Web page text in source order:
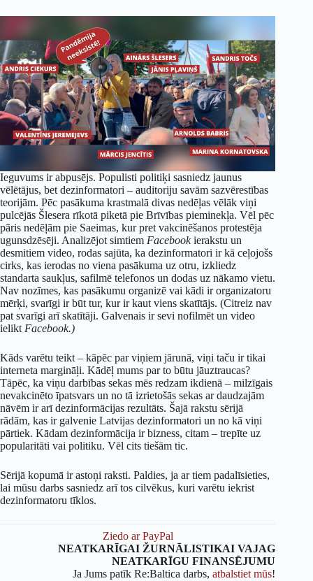
Ieguvums ir abpusējs. Populisti politiķi sasniedz jaunus
vēlētājus, bet dezinformatori – auditoriju savām sazvērestības
teorijām. Pēc pasākuma krastmalā divas nedēļas vēlāk viņi
pulcējās Šlesera rīkotā piketā pie Brīvības pieminekļa. Vēl pēc
pāris nedēļām pie Saeimas, kur pret vakcinēšanos protestēja
ugunsdzēsēji. Analizējot simtiem Facebookierakstu un
desmitiem video, rodas sajūta, ka dezinformatori ir kā ceļojošs
cirks, kas ierodas no viena pasākuma uz otru, izkliedz
standarta saukļus, safilmē telefonos un dodas uz nākamo vietu.
Nav nozīmes, kas pasākumu organizē vai kādi ir organizatoru
mērķi, svarīgi ir būt tur, kur ir kaut viens skatītājs. (Citreiz nav
pat svarīgi arī skatītāji. Galvenais ir sevi nofilmēt un video
ielikt Facebook.)
Kāds varētu teikt – kāpēc par viņiem jārunā, viņi taču ir tikai
interneta margināļi. Kādēļ mums par to būtu jāuztraucas?
Tāpēc, ka viņu darbības sekas mēs redzam ikdienā – milzīgais
nevakcinēto īpatsvars un no tā izrietošās sekas ar daudzajām
nāvēm ir arī dezinformācijas rezultāts. Šajā rakstu sērijā
rādām, kas ir galvenie Latvijas dezinformatori un no kā viņi
pārtiek. Kādam dezinformācija ir bizness, citam – trepīte uz
popularitāti vai politiku. Vēl cits tiešām tic.
Sērijā kopumā ir astoņi raksti. Paldies, ja ar tiem padalīsieties,
lai mūsu darbs sasniedz arī tos cilvēkus, kuri varētu iekrist
dezinformatoru tīklos.
Ziedo ar PayPal
NEATKARĪGAI ŽURNĀLISTIKAI VAJAG
NEATKARĪGU FINANSĒJUMU
Ja Jums patīk Re:Baltica darbs,atbalstiet mūs!